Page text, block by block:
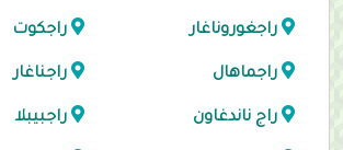
راجغوروناغار راجكوت
راجماهال راجناغار
راج ناندغاون راجبيبلا